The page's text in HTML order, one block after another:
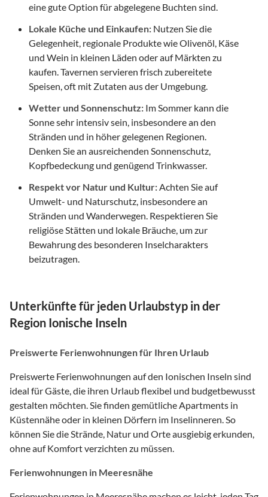
eine gute Option für abgelegene Buchten sind.
Lokale Küche und Einkaufen: Nutzen Sie die
Gelegenheit, regionale Produkte wie Olivenöl, Käse
und Wein in kleinen Läden oder auf Märkten zu
kaufen. Tavernen servieren frisch zubereitete
Speisen, oft mit Zutaten aus der Umgebung.
Wetter und Sonnenschutz: Im Sommer kann die
Sonne sehr intensiv sein, insbesondere an den
Stränden und in höher gelegenen Regionen.
Denken Sie an ausreichenden Sonnenschutz,
Kopfbedeckung und genügend Trinkwasser.
Respekt vor Natur und Kultur:Achten Sie auf
Umwelt- und Naturschutz, insbesondere an
Stränden und Wanderwegen. Respektieren Sie
religiöse Stätten und lokale Bräuche, um zur
Bewahrung des besonderen Inselcharakters
beizutragen.
Unterkünfte für jeden Urlaubstyp in der
Region Ionische Inseln
Preiswerte Ferienwohnungen für Ihren Urlaub
Preiswerte Ferienwohnungen auf den Ionischen Inseln sind
ideal für Gäste, die ihren Urlaub flexibel und budgetbewusst
gestalten möchten. Sie finden gemütliche Apartments in
Küstennähe oder in kleinen Dörfern im Inselinneren. So
können Sie die Strände, Natur und Orte ausgiebig erkunden,
ohne auf Komfort verzichten zu müssen.
Ferienwohnungen in Meeresnähe